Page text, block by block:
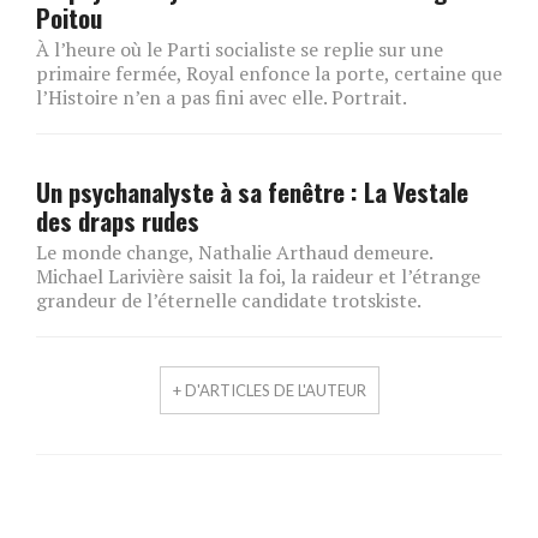
Poitou
À l’heure où le Parti socialiste se replie sur une
primaire fermée, Royal enfonce la porte, certaine que
l’Histoire n’en a pas fini avec elle. Portrait.
Un psychanalyste à sa fenêtre : La Vestale
des draps rudes
Le monde change, Nathalie Arthaud demeure.
Michael Larivière saisit la foi, la raideur et l’étrange
grandeur de l’éternelle candidate trotskiste.
+ D'ARTICLES DE L'AUTEUR